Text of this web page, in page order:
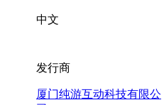
中文
发行商
厦门纯游互动科技有限公